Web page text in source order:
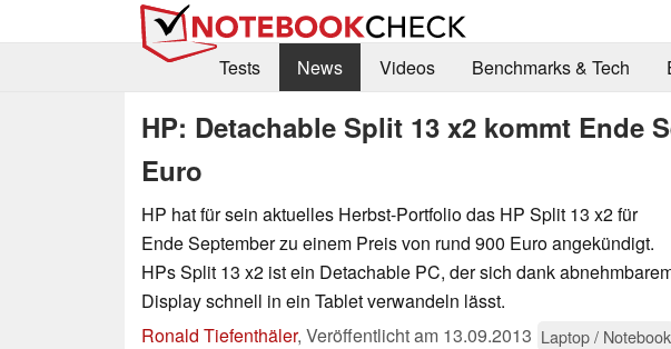
Tests
News Videos Benchmarks & Tech
HP: Detachable Split 13 x2 kommt Ende
Euro
HP hat für sein aktuelles Herbst-Portfolio das HP Split 13 x2 für
Ende September zu einem Preis von rund 900 Euro angekündigt.
HPs Split 13 x2 ist ein Detachable PC, der sich dank
Display schnell in ein Tablet verwandeln lässt.
Ronald Tiefenthäler, Veröffentlicht am 13.09.2013 Laptop / Notebook